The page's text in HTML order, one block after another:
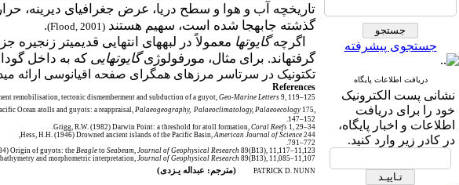
جستجوی پیشرفته
دریافت اطلاعات پایگاه
نشانی پست الکترونیک
خود را برای دریافت
اطلاعات و اخبار پایگاه،
در کادر زیر وارد کنید.
گذشته جابه­جا شده است، سهیم هستند (
Flood, 2001
)
.
اگرچهگایوت­ها معمولاً در لبه­های انتهایی قدیمی­تر زنجیره
گرفته­اند. برای مثال، مورفولوژیگایوت­هایی که به داخل
تکتونیک در سرتاسر مرزهای همگرای صفحه اقیانوسی ارائه
References
remobilisation, tectonic dismemberment and subduction of a guyot,Geo-Marine Letters 9, 119–125.
Ocean atolls and guyots: a reappraisal, Palaeogeography, Palaeoclimatology, Palaeoecology 175,
147–152.
Grigg, R.W. (1982) Darwin Point: a threshold for atoll formation, Coral Reefs 1, 29–34.
Hess, H.H. (1946) Drowned ancient islands of the Pacific Basin,American Journal of Science 244,
772–791.
Origin of guyots: theBeagle to Seabeam, Journal of Geophysical Research 89(B13), 11,117–11,123.
and morphometric interpretation, Journal of Geophysical Research 89(B13), 11,085–11,107.
PATRICK D. NUNN
(مترجم: عبداله یـزدی)